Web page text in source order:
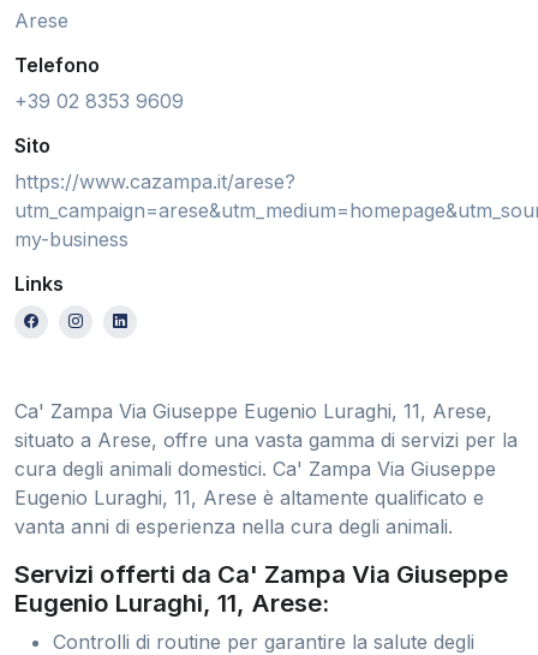
Arese
Telefono
+39 02 8353 9609
Sito
https://www.cazampa.it/arese?
my-business
Links
Ca' Zampa Via Giuseppe Eugenio Luraghi, 11, Arese,
situato a Arese, offre una vasta gamma di servizi per la
cura degli animali domestici. Ca' Zampa Via Giuseppe
Eugenio Luraghi, 11, Arese è altamente qualificato e
vanta anni di esperienza nella cura degli animali.
Servizi offerti da Ca' Zampa Via Giuseppe
Eugenio Luraghi, 11, Arese:
Controlli di routine per garantire la salute degli